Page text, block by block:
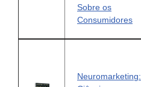
Sobre os
Consumidores
Neuromarketing: